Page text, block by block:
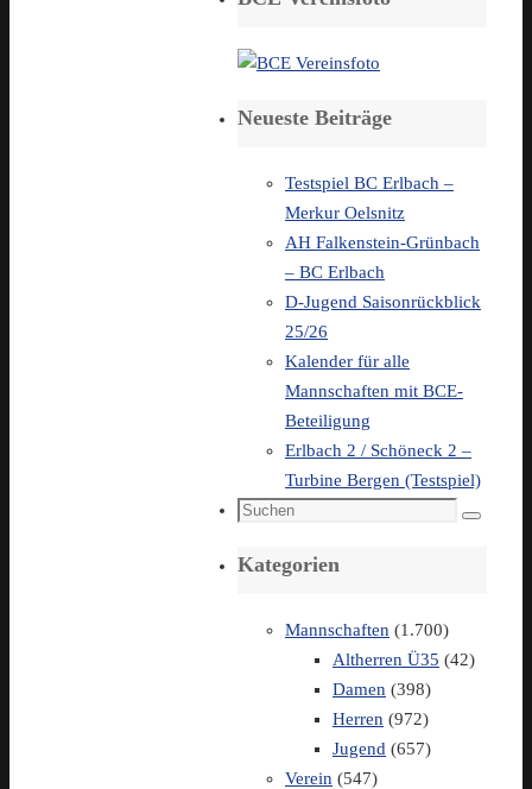
Neueste Beiträge
Testspiel BC Erlbach –
Merkur Oelsnitz
AH Falkenstein-Grünbach
– BC Erlbach
D-Jugend Saisonrückblick
25/26
Kalender für alle
Mannschaften mit BCE-
Beteiligung
Erlbach 2 / Schöneck 2 –
Turbine Bergen (Testspiel)
Suchen
Suchen
Kategorien
Mannschaften (1.700)
Altherren Ü35 (42)
Damen (398)
Herren (972)
Jugend (657)
Verein (547)